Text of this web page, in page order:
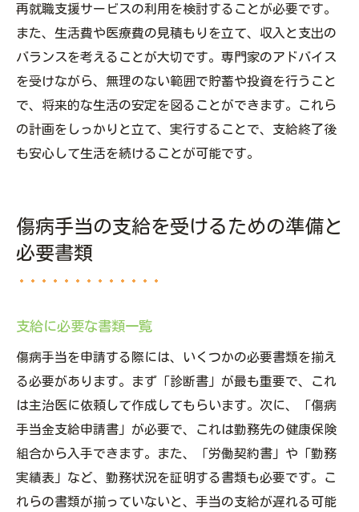
再就職支援サービスの利用を検討することが必要です。
また、生活費や医療費の見積もりを立て、収入と支出の
バランスを考えることが大切です。専門家のアドバイス
を受けながら、無理のない範囲で貯蓄や投資を行うこと
で、将来的な生活の安定を図ることができます。これら
の計画をしっかりと立て、実行することで、支給終了後
も安心して生活を続けることが可能です。
傷病手当の支給を受けるための準備と
必要書類
支給に必要な書類一覧
傷病手当を申請する際には、いくつかの必要書類を揃え
る必要があります。まず「診断書」が最も重要で、これ
は主治医に依頼して作成してもらいます。次に、「傷病
手当金支給申請書」が必要で、これは勤務先の健康保険
組合から入手できます。また、「労働契約書」や「勤務
実績表」など、勤務状況を証明する書類も必要です。こ
れらの書類が揃っていないと、手当の支給が遅れる可能